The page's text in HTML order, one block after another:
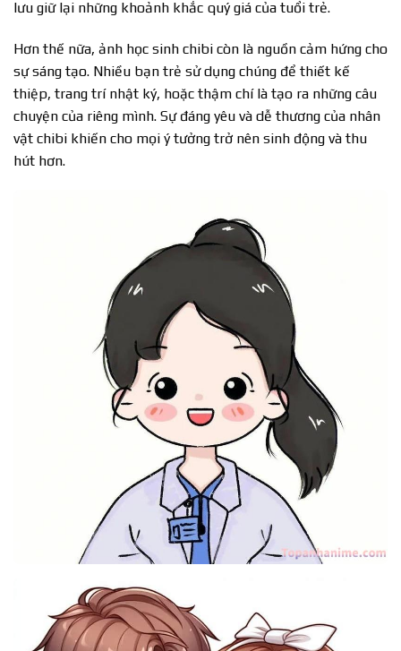
lưu giữ lại những khoảnh khắc quý giá của tuổi trẻ.
Hơn thế nữa, ảnh học sinh chibi còn là nguồn cảm hứng cho
sự sáng tạo. Nhiều bạn trẻ sử dụng chúng để thiết kế
thiệp, trang trí nhật ký, hoặc thậm chí là tạo ra những câu
chuyện của riêng mình. Sự đáng yêu và dễ thương của nhân
vật chibi khiến cho mọi ý tưởng trở nên sinh động và thu
hút hơn.